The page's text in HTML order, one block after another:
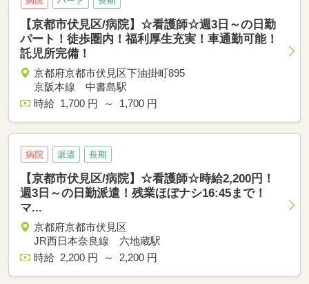
【京都市伏見区/病院】☆看護師☆週3日～の日勤
パート！徒歩圏内！福利厚生充実！車通勤可能！
託児所完備！
京都府京都市伏見区下油掛町895
京阪本線 中書島駅
時給 1,700 円 ～ 1,700 円
病院 派遣 長期
【京都市伏見区/病院】☆看護師☆時給2,200円！
週3日～の日勤派遣！残業ほぼナシ16:45まで！
マ...
京都府京都市伏見区
JR西日本奈良線 六地蔵駅
時給 2,200 円 ～ 2,200 円